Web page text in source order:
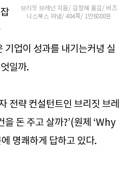
브리짓 브레넌 지음/ 김정혜 옮김/ 비즈
니스북스 펴냄/ 404쪽/ 1만6800원
기업이 성과를 내기는커녕 실
일까.
전략 컨설턴트인 브리짓 브레
을 돈 주고 살까?’(원제 ‘Why
명쾌하게 답하고 있다.